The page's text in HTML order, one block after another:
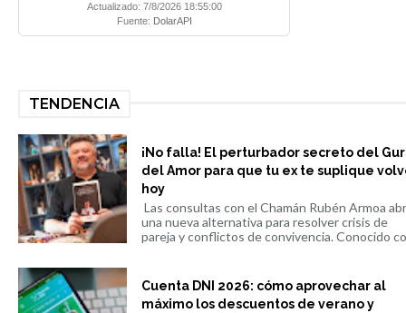
Actualizado: 7/8/2026 18:55:00
Fuente: DolarAPI
TENDENCIA
¡No falla! El perturbador secreto del
del Amor para que tu ex te suplique
hoy
Las consultas con el Chamán Rubén Armoa
una nueva alternativa para resolver crisis de
pareja y conflictos de convivencia. Conocido
Cuenta DNI 2026: cómo aprovechar al
máximo los descuentos de verano y